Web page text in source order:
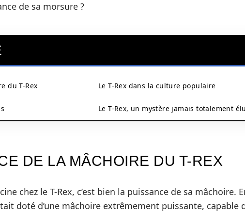
de sa morsure ?
du T-Rex Le T-Rex dans la culture populaire
Le T-Rex, un mystère jamais totalement
DE LA MÂCHOIRE DU T-REX
chez le T-Rex, c’est bien la puissance de sa mâchoire.
doté d’une mâchoire extrêmement puissante, capable